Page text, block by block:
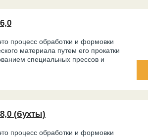
процесс обработки и формовки
материала путем его прокатки
специальных прессов и
(бухты)
процесс обработки и формовки